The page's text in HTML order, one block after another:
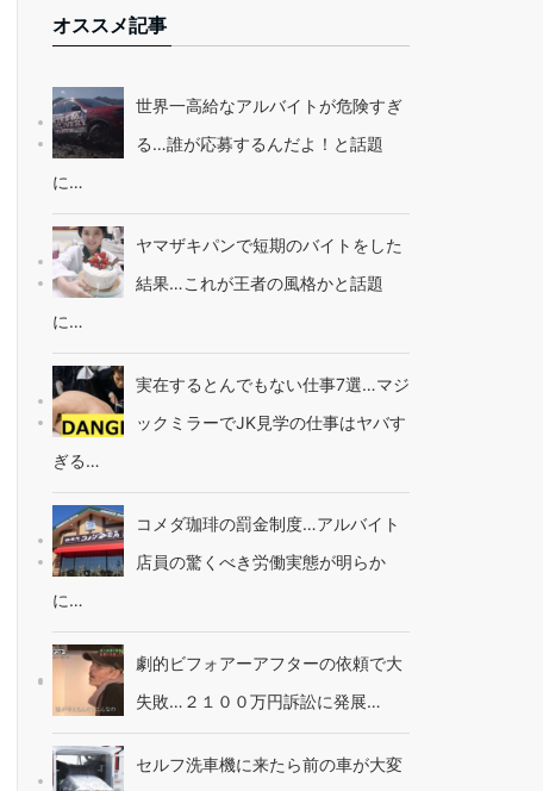
オススメ記事
世界一高給なアルバイトが危険すぎ
る…誰が応募するんだよ！と話題
に…
ヤマザキパンで短期のバイトをした
結果…これが王者の風格かと話題
に…
実在するとんでもない仕事7選…マジ
ックミラーでJK見学の仕事はヤバす
ぎる…
コメダ珈琲の罰金制度…アルバイト
店員の驚くべき労働実態が明らか
に…
劇的ビフォアーアフターの依頼で大
失敗…２１００万円訴訟に発展…
セルフ洗車機に来たら前の車が大変